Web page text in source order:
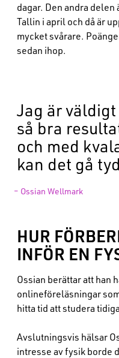
dagar. Den andra
Tallin i april och då är
mycket svårare.
sedan ihop.
Jag är
så bra
och med
kan det gå
– Ossian Wellmark
HUR
INFÖR EN
Ossian berättar att han
onlineföreläsningar
hitta tid att studera
Avslutningsvis hälsar
intresse av fysik borde